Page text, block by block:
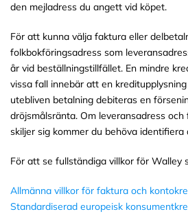
den mejladress du angett vid köpet.
För att kunna välja faktura eller
folkbokföringsadress som
år vid beställningstillfället. En mindre
vissa fall innebär att en
utebliven betalning debiteras en
dröjsmålsränta. Om leveransadress
skiljer sig kommer du behöva identifiera
För att se fullständiga villkor för Walley
Allmänna villkor för faktura och
Standardiserad europeisk